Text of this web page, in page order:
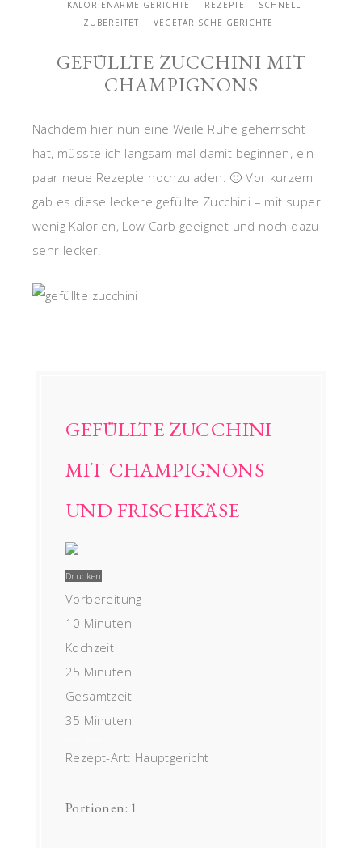
KALORIENARME GERICHTE
REZEPTE
SCHNELL
ZUBEREITET
VEGETARISCHE GERICHTE
GEFÜLLTE ZUCCHINI MIT
CHAMPIGNONS
Nachdem hier nun eine Weile Ruhe geherrscht
hat, müsste ich langsam mal damit beginnen, ein
paar neue Rezepte hochzuladen. 🙂 Vor kurzem
gab es diese leckere gefüllte Zucchini – mit super
wenig Kalorien, Low Carb geeignet und noch dazu
sehr lecker.
GEFÜLLTE ZUCCHINI
MIT CHAMPIGNONS
UND FRISCHKÄSE
Drucken
Vorbereitung
10 Minuten
Kochzeit
25 Minuten
Gesamtzeit
35 Minuten
Rezept-Art: Hauptgericht
Portionen: 1